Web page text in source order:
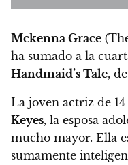
Mckenna Grace
ha sumado a la
Handmaid’s Tale,
La joven actriz de 14
Keyes, la esposa
mucho mayor. Ella
sumamente